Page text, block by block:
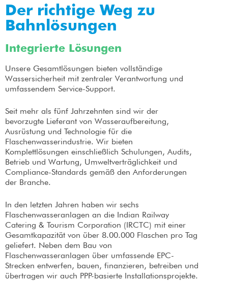
Der richtige Weg zu
Bahnlösungen
Integrierte Lösungen
Unsere Gesamtlösungen bieten vollständige
Wassersicherheit mit zentraler Verantwortung und
umfassendem Service-Support.
Seit mehr als fünf Jahrzehnten sind wir der
bevorzugte Lieferant von Wasseraufbereitung,
Ausrüstung und Technologie für die
Flaschenwasserindustrie. Wir bieten
Komplettlösungen einschließlich Schulungen, Audits,
Betrieb und Wartung, Umweltverträglichkeit und
Compliance-Standards gemäß den Anforderungen
der Branche.
In den letzten Jahren haben wir sechs
Flaschenwasseranlagen an die Indian Railway
Catering & Tourism Corporation (IRCTC) mit einer
Gesamtkapazität von über 8.00.000 Flaschen pro Tag
geliefert. Neben dem Bau von
Flaschenwasseranlagen über umfassende EPC-
Strecken entwerfen, bauen, finanzieren, betreiben und
übertragen wir auch PPP-basierte Installationsprojekte.